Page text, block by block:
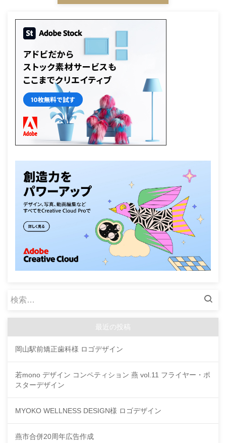
検
最近の投稿
岡山駅前矯正歯科様 ロゴデザイン
若mono デザイン コンペティション 燕 vol.11 フライヤー・ポ
スターデザイン
MYOKO WELLNESS DESIGN様 ロゴデザイン
燕市合併20周年広告作成